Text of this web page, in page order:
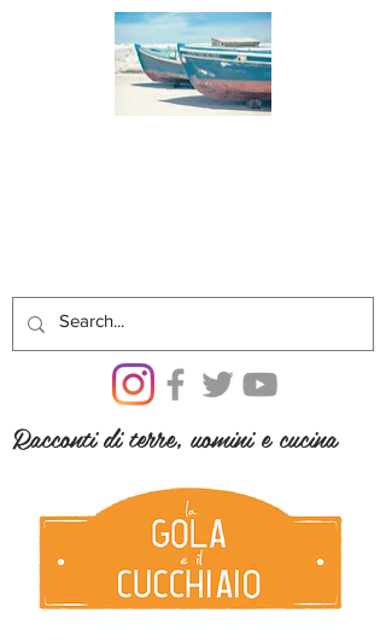
Racconti di terre, uomini e cucina